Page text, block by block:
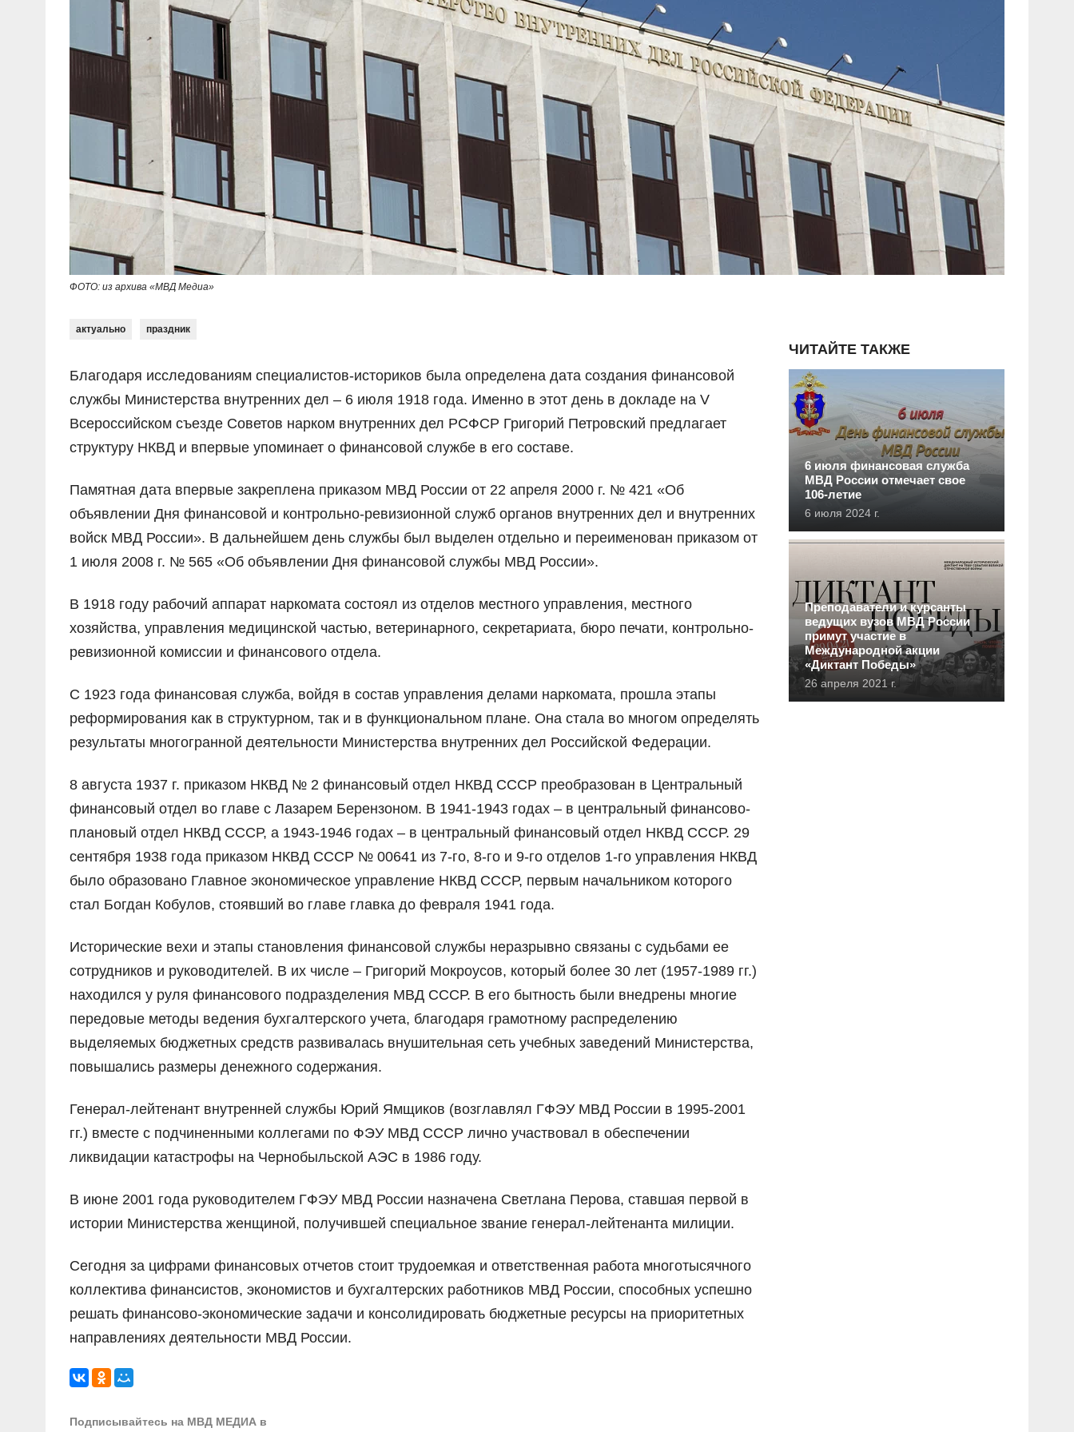
ФОТО: из архива «МВД Медиа»
актуально праздник
Благодаря исследованиям специалистов-историков была определена дата создания финансовой
службы Министерства внутренних дел – 6 июля 1918 года. Именно в этот день в докладе на V
Всероссийском съезде Советов нарком внутренних дел РСФСР Григорий Петровский предлагает
структуру НКВД и впервые упоминает о финансовой службе в его составе.
Памятная дата впервые закреплена приказом МВД России от 22 апреля 2000 г. № 421 «Об
объявлении Дня финансовой и контрольно-ревизионной служб органов внутренних дел и внутренних
войск МВД России». В дальнейшем день службы был выделен отдельно и переименован приказом от
1 июля 2008 г. № 565 «Об объявлении Дня финансовой службы МВД России».
В 1918 году рабочий аппарат наркомата состоял из отделов местного управления, местного
хозяйства, управления медицинской частью, ветеринарного, секретариата, бюро печати, контрольно-
ревизионной комиссии и финансового отдела.
С 1923 года финансовая служба, войдя в состав управления делами наркомата, прошла этапы
реформирования как в структурном, так и в функциональном плане. Она стала во многом определять
результаты многогранной деятельности Министерства внутренних дел Российской Федерации.
8 августа 1937 г. приказом НКВД № 2 финансовый отдел НКВД СССР преобразован в Центральный
финансовый отдел во главе с Лазарем Берензоном. В 1941-1943 годах – в центральный финансово-
плановый отдел НКВД СССР, а 1943-1946 годах – в центральный финансовый отдел НКВД СССР. 29
сентября 1938 года приказом НКВД СССР № 00641 из 7-го, 8-го и 9-го отделов 1-го управления НКВД
было образовано Главное экономическое управление НКВД СССР, первым начальником которого
стал Богдан Кобулов, стоявший во главе главка до февраля 1941 года.
Исторические вехи и этапы становления финансовой службы неразрывно связаны с судьбами ее
сотрудников и руководителей. В их числе – Григорий Мокроусов, который более 30 лет (1957-1989 гг.)
находился у руля финансового подразделения МВД СССР. В его бытность были внедрены многие
передовые методы ведения бухгалтерского учета, благодаря грамотному распределению
выделяемых бюджетных средств развивалась внушительная сеть учебных заведений Министерства,
повышались размеры денежного содержания.
Генерал-лейтенант внутренней службы Юрий Ямщиков (возглавлял ГФЭУ МВД России в 1995-2001
гг.) вместе с подчиненными коллегами по ФЭУ МВД СССР лично участвовал в обеспечении
ликвидации катастрофы на Чернобыльской АЭС в 1986 году.
В июне 2001 года руководителем ГФЭУ МВД России назначена Светлана Перова, ставшая первой в
истории Министерства женщиной, получившей специальное звание генерал-лейтенанта милиции.
Сегодня за цифрами финансовых отчетов стоит трудоемкая и ответственная работа многотысячного
коллектива финансистов, экономистов и бухгалтерских работников МВД России, способных успешно
решать финансово-экономические задачи и консолидировать бюджетные ресурсы на приоритетных
направлениях деятельности МВД России.
Подписывайтесь на МВД МЕДИА в
ЧИТАЙТЕ ТАКЖЕ
6 июля финансовая служба
МВД России отмечает свое
106-летие
6 июля 2024 г.
Преподаватели и курсанты
ведущих вузов МВД России
примут участие в
Международной акции
«Диктант Победы»
26 апреля 2021 г.